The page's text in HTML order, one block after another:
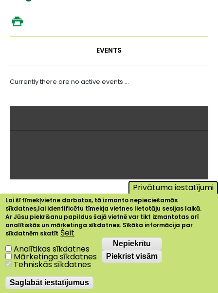
EVENTS
Currently there are no active events ...
Privātuma iestatījumi
Lai šī tīmekļvietne darbotos, tā izmanto nepieciešamās
sīkdatnes,lai identificētu tīmekļa vietnes lietotāju sesijas laikā.
Ar Jūsu piekrišanu papildus šajā vietnē var tikt izmantotas arī
analītiskās un mārketinga sīkdatnes. Sīkāka informācija par
sīkdatnēm skatīt Šeit
Analītikas sīkdatnes
Mārketinga sīkdatnes
Tehniskās sīkdatnes
Saglabāt iestatījumus
Nepiekrītu
Piekrist visām
Nepiekrītu